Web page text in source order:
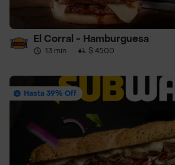
El Corral - Hamburguesa
13 min · $ 4500
Hasta 39% Off